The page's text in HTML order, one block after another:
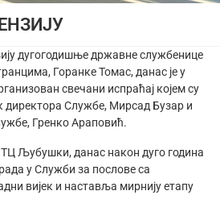
дугогодишње државне службенице
Горанке Томас, данас је у
свечани испраћај којем су
директора Службе, Мирсад Бузар и
Гренко Араповић.
Љубушки, данас након дуго година
у Служби за послове са
вијек и наставља мирнију етапу